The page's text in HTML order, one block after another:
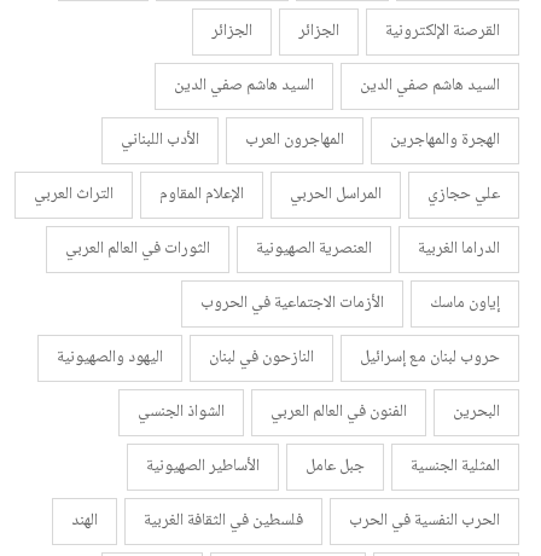
القرصنة الإلكترونية
الجزائر
الجزائر
السيد هاشم صفي الدين
السيد هاشم صفي الدين
الهجرة والمهاجرين
المهاجرون العرب
الأدب اللبناني
علي حجازي
المراسل الحربي الإعلام المقاوم
التراث العربي
الدراما الغربية
العنصرية الصهيونية
الثورات في العالم العربي
إياون ماسك
الأزمات الاجتماعية في الحروب
حروب لبنان مع إسرائيل
النازحون في لبنان
اليهود والصهيونية
البحرين
الفنون في العالم العربي
الشواذ الجنسي
المثلية الجنسية
جبل عامل
الأساطير الصهيونية
الحرب النفسية في الحرب
فلسطين في الثقافة الغربية
الهند